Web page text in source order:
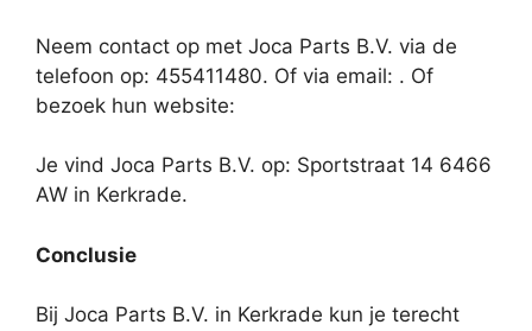
Neem contact op met Joca Parts B.V. via de
telefoon op: 455411480. Of via email: . Of
bezoek hun website:
Je vind Joca Parts B.V. op: Sportstraat 14 6466
AW in Kerkrade.
Conclusie
Bij Joca Parts B.V. in Kerkrade kun je terecht